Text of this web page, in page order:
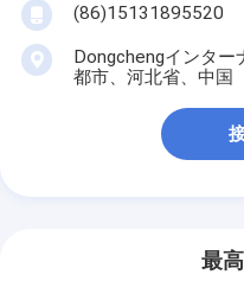
(86)15131895520
Dongchengインター
都市、河北省、中国
最